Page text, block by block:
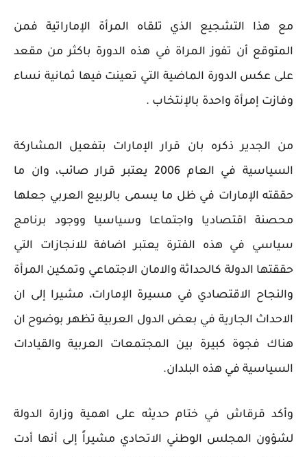
مع هذا التشجيع الذي تلقاه المرأة الإماراتية فمن
المتوقع أن تفوز المراة في هذه الدورة باكثر من مقعد
على عكس الدورة الماضية التي تعينت فيها ثمانية نساء
وفازت إمرأة واحدة بالإنتخاب .
من الجدير ذكره بان قرار الإمارات بتفعيل المشاركة
السياسية في العام 2006 يعتبر قرار صائب، وان ما
حققته الإمارات في ظل ما يسمى بالربيع العربي جعلها
محصنة اقتصاديا واجتماعا وسياسيا ووجود برنامج
سياسي في هذه الفترة يعتبر اضافة للانجازات التي
حققتها الدولة كالحداثة والامان الاجتماعي وتمكين المرأة
والنجاح الاقتصادي في مسيرة الإمارات، مشيرا إلى ان
الاحداث الجارية في بعض الدول العربية تظهر بوضوح ان
هناك فجوة كبيرة بين المجتمعات العربية والقيادات
السياسية في هذه البلدان.
وأكد قرقاش في ختام حديثه على اهمية وزارة الدولة
لشؤون المجلس الوطني الاتحادي مشيراً إلى أنها أدت